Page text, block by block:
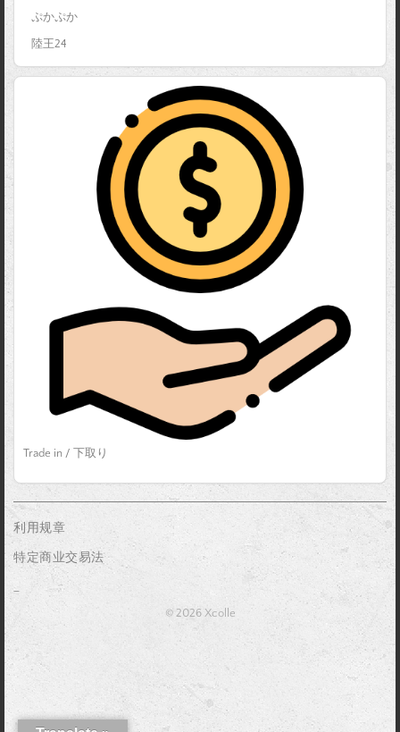
ぷかぷか
陸王24
Trade in / 下取り
利用规章
特定商业交易法
_
© 2026 Xcolle